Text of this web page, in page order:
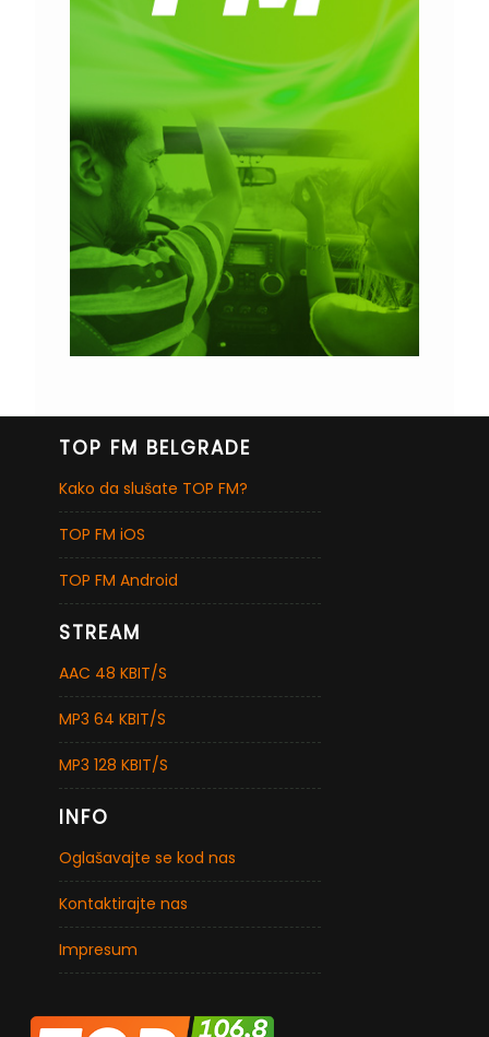
TOP FM BELGRADE
Kako da slušate TOP FM?
TOP FM iOS
TOP FM Android
STREAM
AAC 48 KBIT/S
MP3 64 KBIT/S
MP3 128 KBIT/S
INFO
Oglašavajte se kod nas
Kontaktirajte nas
Impresum